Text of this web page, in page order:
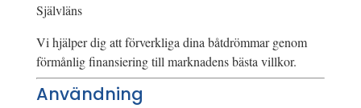
Självläns
Vi hjälper dig att förverkliga dina båtdrömmar genom
förmånlig finansiering till marknadens bästa villkor.
Användning